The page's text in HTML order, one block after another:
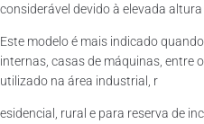
considerável devido à elevada
Este modelo é mais indicado
internas, casas de máquinas, entre
utilizado na área industrial, r
esidencial, rural e para reserva de